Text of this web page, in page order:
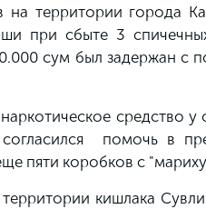
на территории города
при сбыте 3
сум был задержан с
средство у
помочь в
пяти коробков с
кишлака